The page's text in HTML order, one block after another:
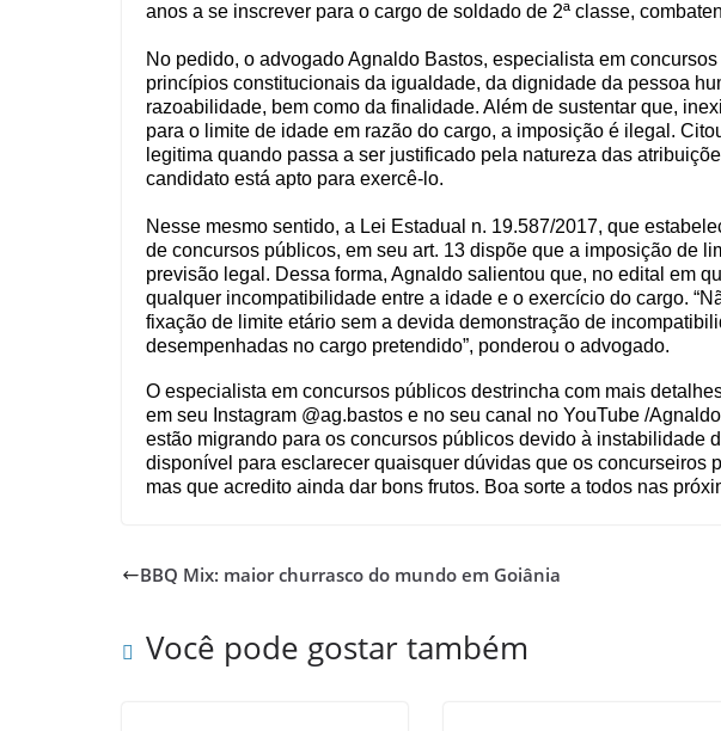
anos a se inscrever para o cargo de soldado de 2ª classe,
No pedido, o advogado Agnaldo Bastos, especialista em
princípios constitucionais da igualdade, da dignidade da pessoa
razoabilidade, bem como da finalidade. Além de sustentar que,
para o limite de idade em razão do cargo, a imposição é ilegal.
legitima quando passa a ser justificado pela natureza das
candidato está apto para exercê-lo.
Nesse mesmo sentido, a Lei Estadual n. 19.587/2017, que
de concursos públicos, em seu art. 13 dispõe que a imposição de
previsão legal. Dessa forma, Agnaldo salientou que, no edital em
qualquer incompatibilidade entre a idade e o exercício do cargo.
fixação de limite etário sem a devida demonstração de
desempenhadas no cargo pretendido”, ponderou o advogado.
O especialista em concursos públicos destrincha com mais
em seu Instagram @ag.bastos e no seu canal no YouTube /
estão migrando para os concursos públicos devido à instabilidade
disponível para esclarecer quaisquer dúvidas que os concurseiros
mas que acredito ainda dar bons frutos. Boa sorte a todos nas
BBQ Mix: maior churrasco do mundo em Goiânia
Você pode gostar também